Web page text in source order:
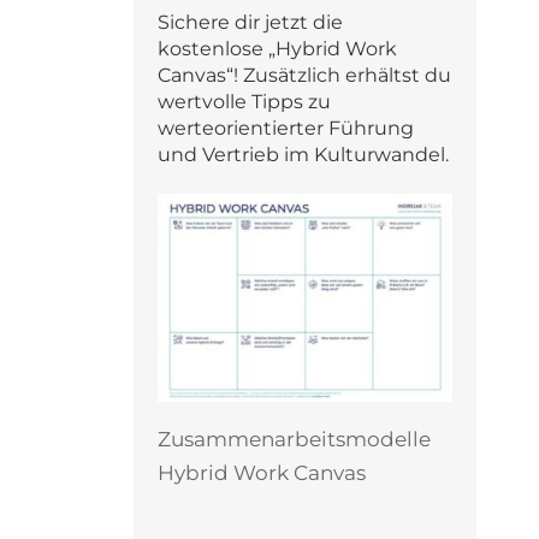
Sichere dir jetzt die
kostenlose „Hybrid Work
Canvas“! Zusätzlich erhältst du
wertvolle Tipps zu
werteorientierter Führung
und Vertrieb im Kulturwandel.
Zusammenarbeitsmodelle
Hybrid Work Canvas